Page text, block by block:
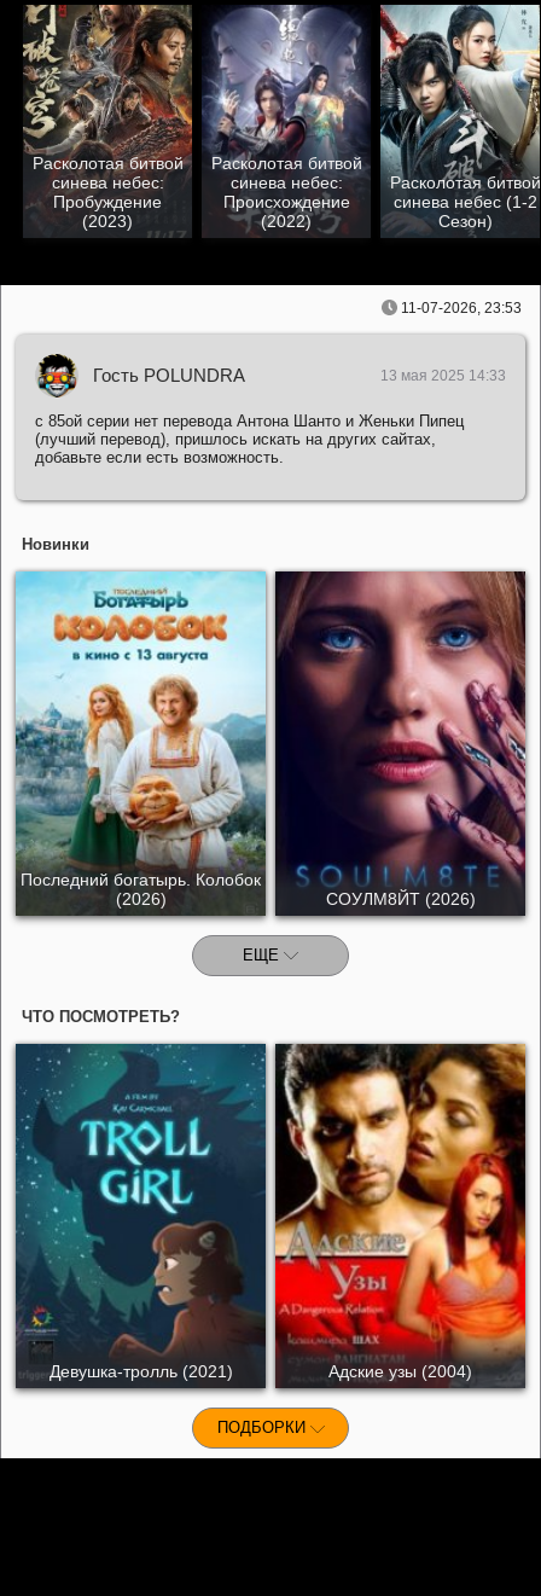
Расколотая битвой
синева небес:
Пробуждение
(2023)
Расколотая битвой
синева небес:
Происхождение
(2022)
Расколотая битвой
синева небес (1-2
Сезон)
11-07-2026, 23:53
Гость POLUNDRA 13 мая 2025 14:33
с 85ой серии нет перевода Антона Шанто и Женьки Пипец
(лучший перевод), пришлось искать на других сайтах,
добавьте если есть возможность.
Новинки
Последний богатырь. Колобок
(2026)
СОУЛМ8ЙТ (2026)
ЕЩЕ
ЧТО ПОСМОТРЕТЬ?
Девушка-тролль (2021) Адские узы (2004)
ПОДБОРКИ